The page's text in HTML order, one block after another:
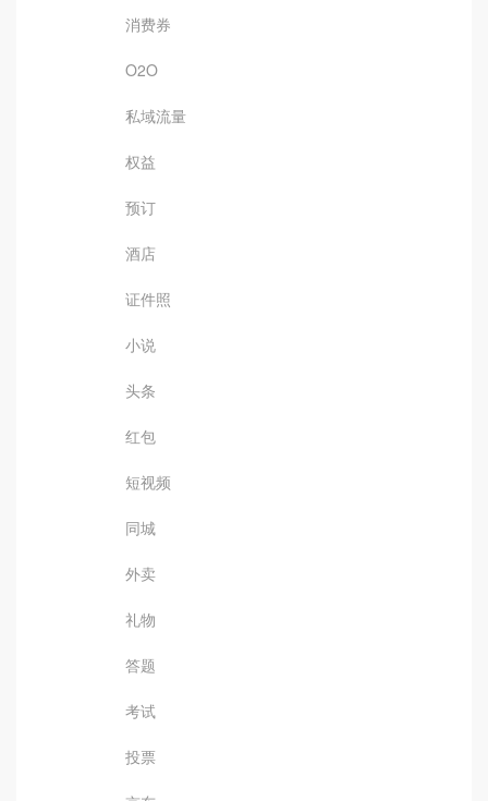
消费券
O2O
私域流量
权益
预订
酒店
证件照
小说
头条
红包
短视频
同城
外卖
礼物
答题
考试
投票